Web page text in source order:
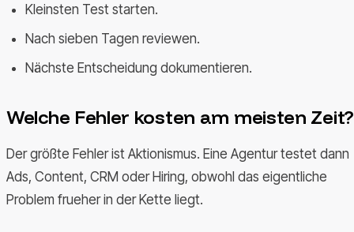
Kleinsten Test starten.
Nach sieben Tagen reviewen.
Nächste Entscheidung dokumentieren.
Welche Fehler kosten am meisten Zeit?
Der größte Fehler ist Aktionismus. Eine Agentur testet dann
Ads, Content, CRM oder Hiring, obwohl das eigentliche
Problem frueher in der Kette liegt.